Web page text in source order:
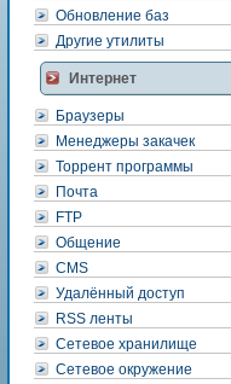
Обновление баз
Другие утилиты
Интернет
Браузеры
Менеджеры закачек
Торрент программы
Почта
FTP
Общение
CMS
Удалённый доступ
RSS ленты
Сетевое хранилище
Сетевое окружение